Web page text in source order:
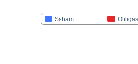
Saham